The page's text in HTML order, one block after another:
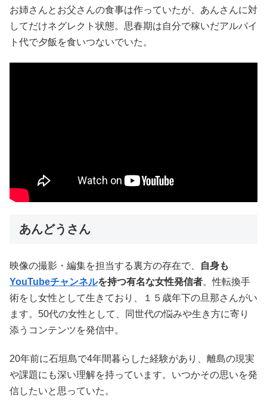
お姉さんとお父さんの食事は作っていたが、あんさんに対
してだけネグレクト状態。思春期は自分で稼いだアルバイ
ト代で夕飯を食いつないでいた。
あんどうさん
映像の撮影・編集を担当する裏方の存在で、
自身も
YouTubeチャンネルを持つ有名な女性発信者。性転換手
術をし女性として生きており、１５歳年下の旦那さんがい
ます。50代の女性として、同世代の悩みや生き方に寄り
添うコンテンツを発信中。
20年前に石垣島で4年間暮らした経験があり、離島の現実
や課題にも深い理解を持っています。いつかその思いを発
信したいと思っていた。